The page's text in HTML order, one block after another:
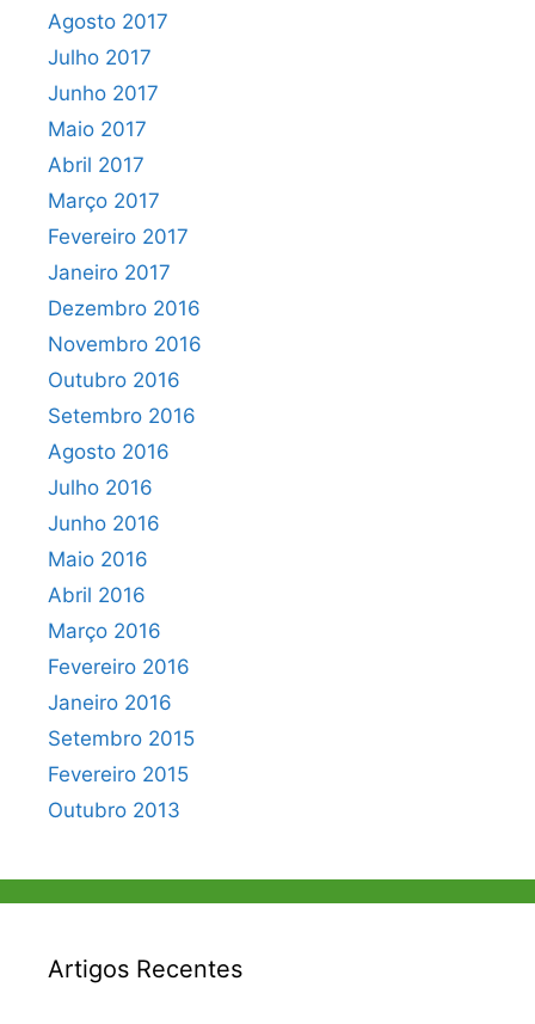
Agosto 2017
Julho 2017
Junho 2017
Maio 2017
Abril 2017
Março 2017
Fevereiro 2017
Janeiro 2017
Dezembro 2016
Novembro 2016
Outubro 2016
Setembro 2016
Agosto 2016
Julho 2016
Junho 2016
Maio 2016
Abril 2016
Março 2016
Fevereiro 2016
Janeiro 2016
Setembro 2015
Fevereiro 2015
Outubro 2013
Artigos Recentes